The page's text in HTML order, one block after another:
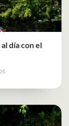
día con el